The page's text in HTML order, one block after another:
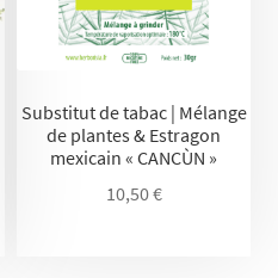
Substitut de tabac | Mélange
de plantes & Estragon
mexicain « CANCÙN »
10,50€